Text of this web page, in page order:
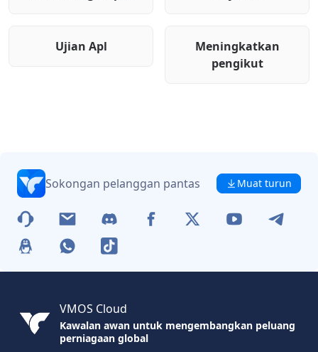
Ujian Apl
Meningkatkan
pengikut
Sokongan pelanggan pantas Muat turun
VMOS Cloud
Kawalan awan untuk mengembangkan peluang
perniagaan global